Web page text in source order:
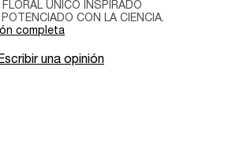
ÚNICO INSPIRADO
CON LA CIENCIA.
completa
Escribir una opinión